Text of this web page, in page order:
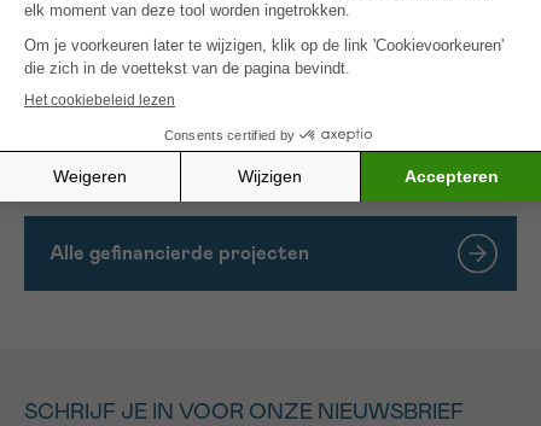
Daarnaast willen we onze apparatuur voor
sonotherapie uitbreiden door er een ‘regenboom’ in
te integreren. Dit instrument zou de klankreizen op
zachte wijze begeleiden door een rustgevende
achtergrondklank te creëren terwijl de zingende
kommen worden gebruikt.
Alle gefinancierde projecten
SCHRIJF JE IN VOOR ONZE NIEUWSBRIEF